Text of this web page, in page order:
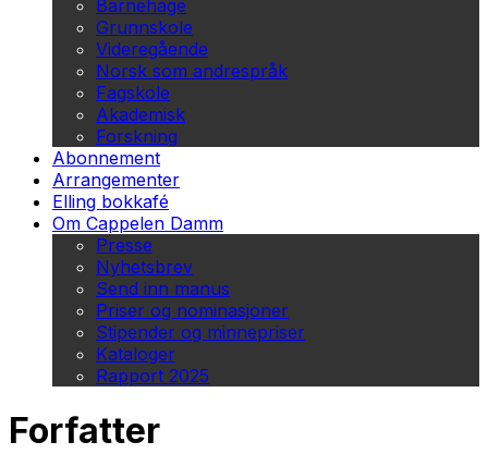
Barnehage
Grunnskole
Videregående
Norsk som andrespråk
Fagskole
Akademisk
Forskning
Abonnement
Arrangementer
Elling bokkafé
Om Cappelen Damm
Presse
Nyhetsbrev
Send inn manus
Priser og nominasjoner
Stipender og minnepriser
Kataloger
Rapport 2025
Forfatter